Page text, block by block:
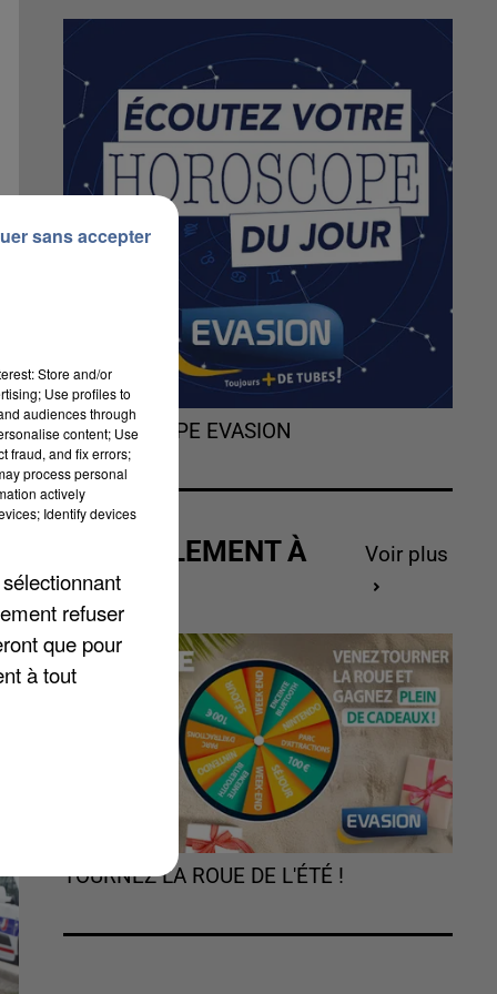
L'HOROSCOPE EVASION
ACTUELLEMENT À
GAGNER
Voir plus
TOURNEZ LA ROUE DE L'ÉTÉ !
Store and/or
Use profiles to
audiences through
content; Use
fraud, and fix errors;
process personal
actively
Identify devices
refuser
que pour
à tout
sans accepter